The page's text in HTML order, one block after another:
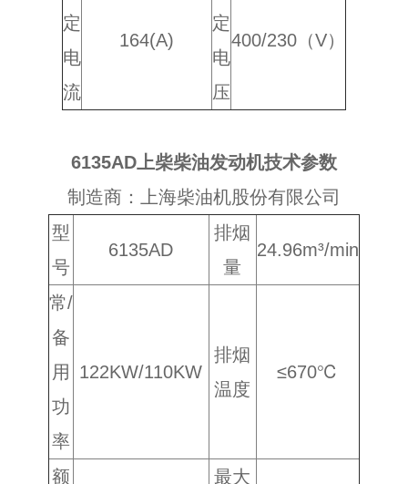
定
电
流
164(A)
定
电
压
400/230（V）
6135AD上柴柴油发动机技术参数
制造商：上海柴油机股份有限公司
型
号
6135AD
排烟
量
24.96m³/min
常/
备
用
功
率
122KW/110KW
排烟
温度
≤670℃
额
最大